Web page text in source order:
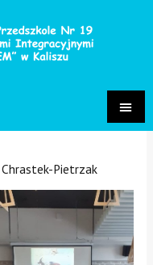
malarką i
Zośko w
Pietrzak